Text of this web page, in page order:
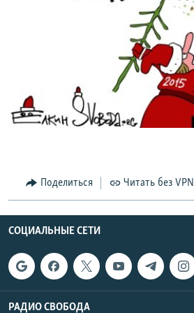
РАСПИСАНИЕ ВЕЩАНИЯ
ПОДПИШИТЕСЬ НА РАССЫЛКУ
Поделиться Читать без VPN
СОЦИАЛЬНЫЕ СЕТИ
РАДИО СВОБОДА